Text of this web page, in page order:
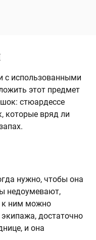
с использованными
этот предмет
стюардессе
которые вряд ли
нужно, чтобы она
недоумевают,
к ним можно
достаточно
и она